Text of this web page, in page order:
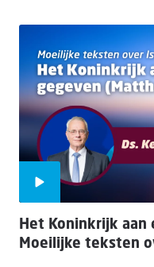
Het Koninkrijk aan
Moeilijke teksten